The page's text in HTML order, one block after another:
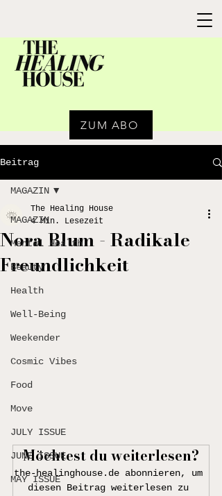
ZUM ABO
Beitrag
MAGAZIN
Mental Health
Beauty
Health
Well-Being
Weekender
Cosmic Vibes
Food
Move
JULY ISSUE
JUNE ISSUE
MAY ISSUE
MAGAZIN
Nora Blum - Radikale
Freundlichkeit
The Healing House
4 Min. Lesezeit
Möchtest du weiterlesen?
the-healinghouse.de abonnieren, um
diesen Beitrag weiterlesen zu